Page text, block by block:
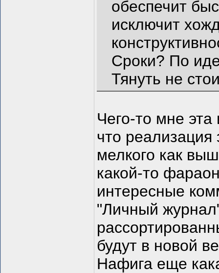
обеспечит
исключит
Сроки? По
Тянуть не
Чего-то мне
что реализация
мелкого как
какой-то
интересные
"Личный
будут в новой
Нафига еще